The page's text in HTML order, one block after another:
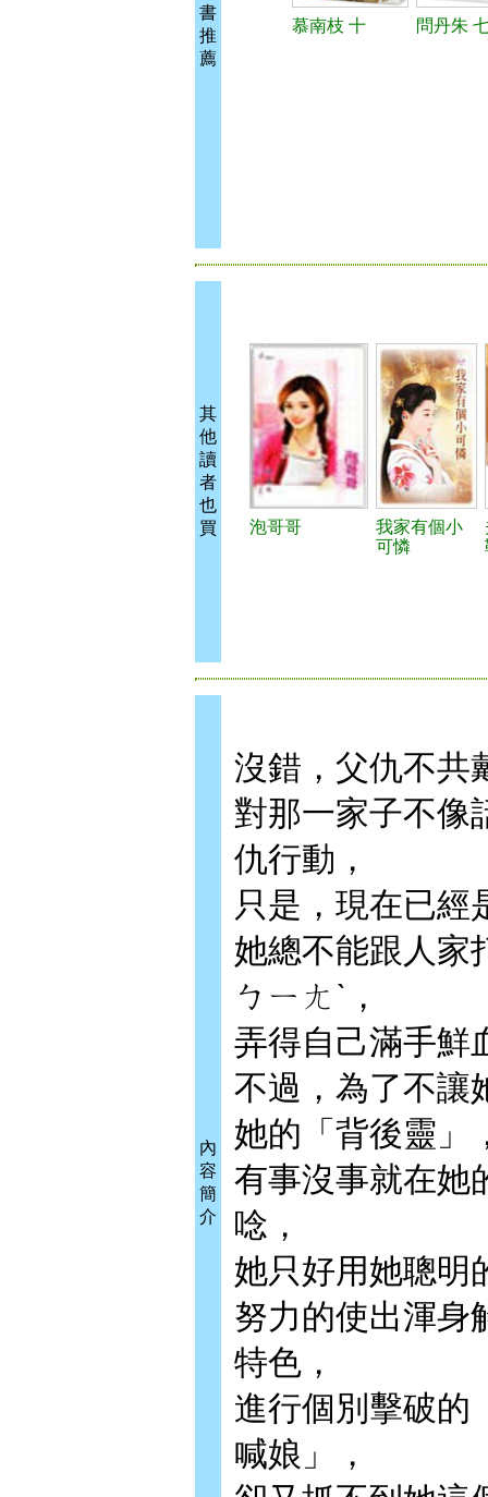
書
推
薦
慕南枝 十 問丹朱
其
他
讀
者
也
買
泡哥哥
我家有個小
可憐
內
容
簡
介
沒錯，父仇不共
對那一家子不像
仇行動，
只是，現在已經
她總不能跟人家
ㄅㄧㄤˋ，
弄得自己滿手
不過，為了不讓
她的「背後靈」
有事沒事就在她
唸，
她只好用她聰明
努力的使出渾身
特色，
進行個別擊破的
喊娘」，